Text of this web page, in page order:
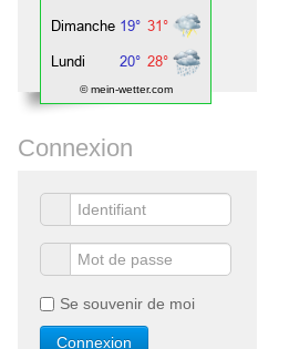
© mein-wetter.com
Connexion
Se souvenir de moi